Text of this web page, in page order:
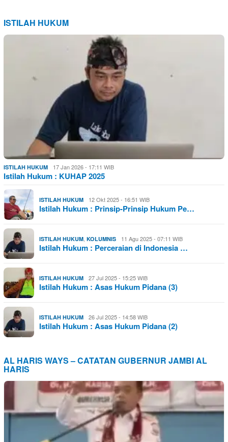
ISTILAH HUKUM
ISTILAH HUKUM 17 Jan 2026 - 17:11 WIB
Istilah Hukum : KUHAP 2025
ISTILAH HUKUM 12 Okt 2025 - 16:51 WIB
Istilah Hukum : Prinsip-Prinsip Hukum Pe…
ISTILAH HUKUM, KOLUMNIS 11 Agu 2025 - 07:11 WIB
Istilah Hukum : Perceraian di Indonesia …
ISTILAH HUKUM 27 Jul 2025 - 15:25 WIB
Istilah Hukum : Asas Hukum Pidana (3)
ISTILAH HUKUM 26 Jul 2025 - 14:58 WIB
Istilah Hukum : Asas Hukum Pidana (2)
AL HARIS WAYS – CATATAN GUBERNUR JAMBI AL
HARIS